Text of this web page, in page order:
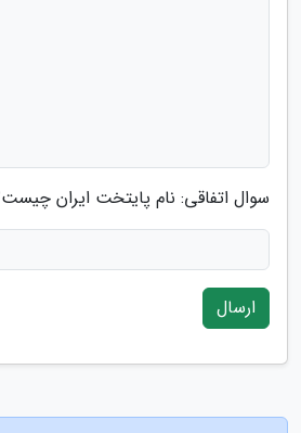
سوال اتفاقی: نام پایتخت ایران
ارسال